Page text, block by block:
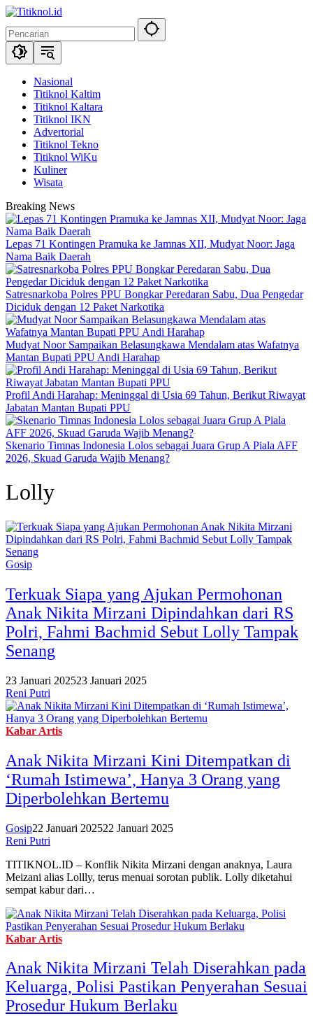
Langsung
konten
Nasional
Titiknol Kaltim
Titiknol Kaltara
Titiknol IKN
Advertorial
Titiknol Tekno
Titiknol WiKu
Kuliner
Wisata
Breaking News
Lepas 71 Kontingen Pramuka ke Jamnas XII, Mudyat Noor: Jaga
Nama Baik Daerah
Satresnarkoba Polres PPU Bongkar Peredaran Sabu, Dua Pengedar
Diciduk dengan 12 Paket Narkotika
Mudyat Noor Sampaikan Belasungkawa Mendalam atas Wafatnya
Mantan Bupati PPU Andi Harahap
Profil Andi Harahap: Meninggal di Usia 69 Tahun, Berikut Riwayat
Jabatan Mantan Bupati PPU
Skenario Timnas Indonesia Lolos sebagai Juara Grup A Piala AFF
2026, Skuad Garuda Wajib Menang?
Lolly
Gosip
Terkuak Siapa yang Ajukan Permohonan
Anak Nikita Mirzani Dipindahkan dari RS
Polri, Fahmi Bachmid Sebut Lolly Tampak
Senang
23 Januari 202523 Januari 2025
Reni Putri
Kabar Artis
Anak Nikita Mirzani Kini Ditempatkan di
‘Rumah Istimewa’, Hanya 3 Orang yang
Diperbolehkan Bertemu
Gosip22 Januari 202522 Januari 2025
Reni Putri
TITIKNOL.ID – Konflik Nikita Mirzani dengan anaknya, Laura
Meizani alias Lollly, terus menuai sorotan publik. Lolly diketahui
sempat kabur dari…
Kabar Artis
Anak Nikita Mirzani Telah Diserahkan pada
Keluarga, Polisi Pastikan Penyerahan Sesuai
Prosedur Hukum Berlaku